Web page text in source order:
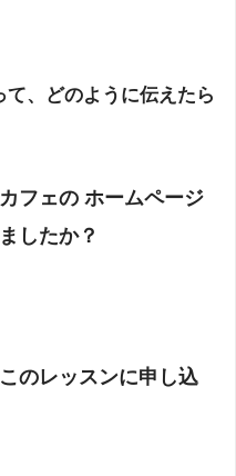
、どのように伝えたら
フェの ホームページ
したか？
のレッスンに申し込